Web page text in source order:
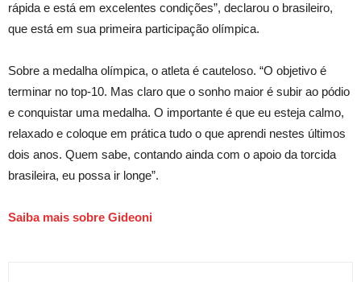
rápida e está em excelentes condições”, declarou o brasileiro,
que está em sua primeira participação olímpica.
Sobre a medalha olímpica, o atleta é cauteloso. “O objetivo é
terminar no top-10. Mas claro que o sonho maior é subir ao pódio
e conquistar uma medalha. O importante é que eu esteja calmo,
relaxado e coloque em prática tudo o que aprendi nestes últimos
dois anos. Quem sabe, contando ainda com o apoio da torcida
brasileira, eu possa ir longe”.
Saiba mais sobre Gideoni